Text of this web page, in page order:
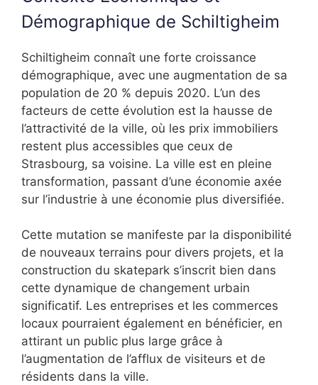
Démographique de Schiltigheim
Schiltigheim connaît une forte croissance
démographique, avec une augmentation de sa
population de 20 % depuis 2020. L’un des
facteurs de cette évolution est la hausse de
l’attractivité de la ville, où les prix immobiliers
restent plus accessibles que ceux de
Strasbourg, sa voisine. La ville est en pleine
transformation, passant d’une économie axée
sur l’industrie à une économie plus diversifiée.
Cette mutation se manifeste par la disponibilité
de nouveaux terrains pour divers projets, et la
construction du skatepark s’inscrit bien dans
cette dynamique de changement urbain
significatif. Les entreprises et les commerces
locaux pourraient également en bénéficier, en
attirant un public plus large grâce à
l’augmentation de l’afflux de visiteurs et de
résidents dans la ville.